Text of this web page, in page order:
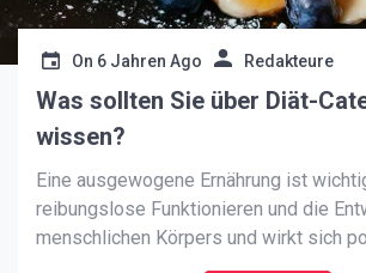
On 6 Jahren Ago Redakteure
Was sollten Sie über Diät-
wissen?
Eine ausgewogene Ernährung ist
reibungslose Funktionieren und die
menschlichen Körpers und wirkt sich
Gesundheit aus. Allerdings hat nicht